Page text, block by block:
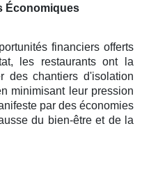
Économiques
financiers offerts
les restaurants ont la
des chantiers d'isolation
minimisant leur pression
par des économies
du bien-être et de la